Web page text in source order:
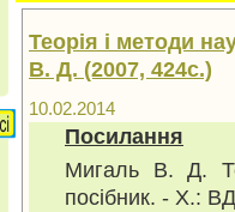
Теорія і методи
В. Д. (2007, 424с.)
10.02.2014
Посилання
Мигаль В. Д.
посібник. - X.: